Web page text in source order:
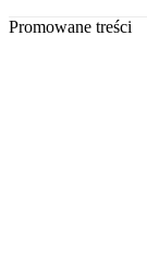
Promowane treści